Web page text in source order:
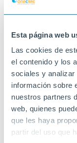
Esta página web
Las cookies de
el contenido y los
sociales y
información sobre
nuestros partners
web, quienes
que les haya
partir del uso que